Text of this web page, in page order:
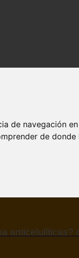
de navegación
de
nivel. Guías y
anticelulíticas?